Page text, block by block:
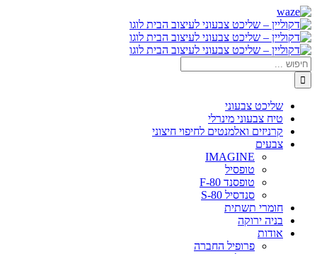
דלג
לתוכן
Waze
Facebook
חיפוש...
שליכט צבעוני
טיח צבעוני מינרלי
קרניזים ואלמנטים לחיפוי חיצוני
צבעים
IMAGINE
טופסיל
טופסנד F-80
סנדסיל S-80
חומרי תשתית
בניה ירוקה
אודות
פרופיל החברה